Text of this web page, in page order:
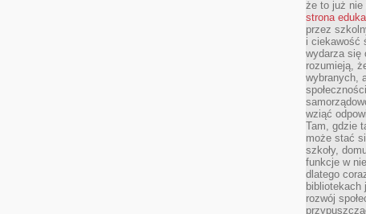
że to już nie
strona
przez
i ciekawość
wydarza się
rozumieją,
wybranych,
wziąć
Tam, gdzie
może stać
szkoły,
funkcje w
dlatego
bibliotekach
rozwój